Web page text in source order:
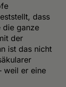
dass
die ganze
der
ist das nicht
weil er eine